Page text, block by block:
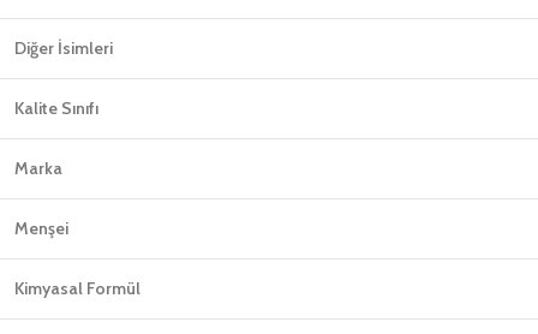
Diğer İsimleri
Kalite Sınıfı
Marka
Menşei
Kimyasal Formül